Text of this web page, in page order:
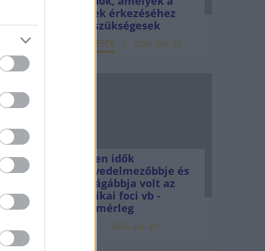
pénzek érkezéséhez
még szükségesek
ELEMZÉSEK 2026. júl. 20.
Minden idők
legjövedelmezőbbje és
legdrágábbja volt az
amerikai foci vb -
gyorsmérleg
2026. júl. 20.